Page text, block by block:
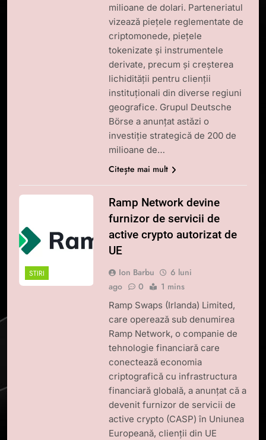
milioane de dolari. Parteneriatul
vizează piețele reglementate de
criptomonede, piețele
tokenizate și instrumentele
derivate, precum și creșterea
lichidității pentru clienții
instituționali din diverse regiuni
geografice. Grupul Deutsche
Börse a anunțat astăzi o
investiție strategică de 200 de
milioane de…
Citește mai mult
STIRI
Ramp Network devine
furnizor de servicii de
active crypto autorizat de
UE
Ion Barbu
6 luni
ago
0 1 mins
Ramp Swaps (Irlanda) Limited,
care operează sub denumirea
Ramp Network, o companie de
tehnologie financiară care
conectează economia
criptografică cu infrastructura
financiară globală, a anunțat că a
devenit furnizor de servicii de
active crypto (CASP) în Uniunea
Europeană, clienții din UE